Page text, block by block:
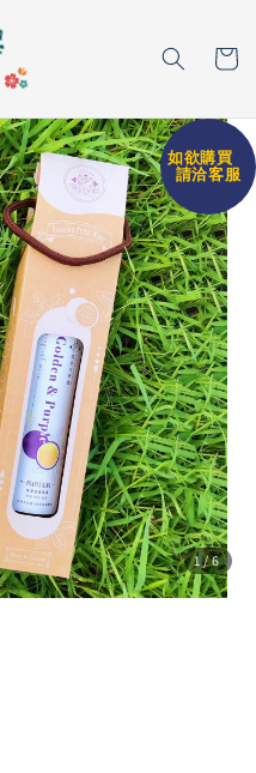
1/6
如欲購買
請洽客服